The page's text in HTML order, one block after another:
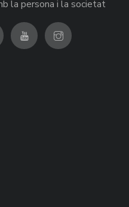
la persona i la societat